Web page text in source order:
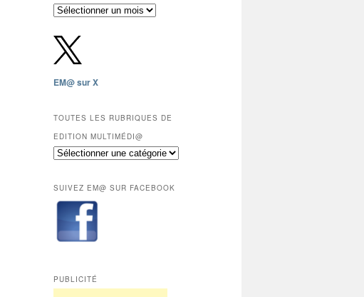
Archives
depuis
2009,
sauf
les
mois
réservés
aux
abonnés.
EM@ sur X
TOUTES LES RUBRIQUES DE
EDITION MULTIMÉDI@
Toutes
de
Edition
Multimédi@
SUIVEZ EM@ SUR FACEBOOK
PUBLICITÉ